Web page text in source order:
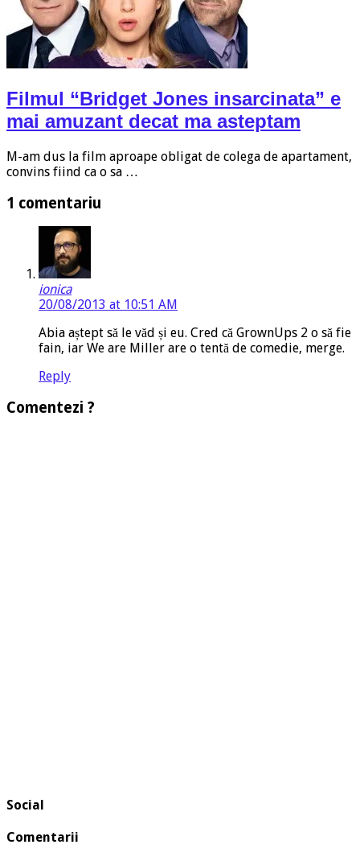
Filmul “Bridget Jones insarcinata” e
mai amuzant decat ma asteptam
M-am dus la film aproape obligat de colega de apartament,
convins fiind ca o sa …
1 comentariu
ionica
20/08/2013 at 10:51 AM
Abia aștept să le văd și eu. Cred că GrownUps 2 o să fie
fain, iar We are Miller are o tentă de comedie, merge.
Reply
Comentezi ?
Social
Comentarii